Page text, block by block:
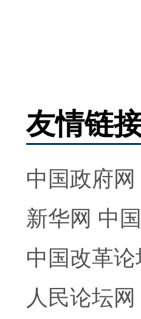
友情链
中国政府网
新华网 中
中国改革
人民论坛网